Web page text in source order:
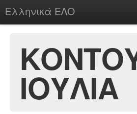
Ελληνικά ΕΛΟ
chesstu.be @ discord
LoginΙΟΥΛΙΑ